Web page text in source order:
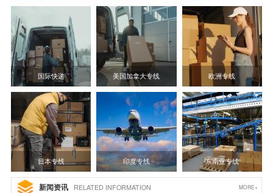
国际快递 美国加拿大专线 欧洲专线
日本专线 印度专线 东南亚专线
新闻资讯 RELATED INFORMATION MORE+